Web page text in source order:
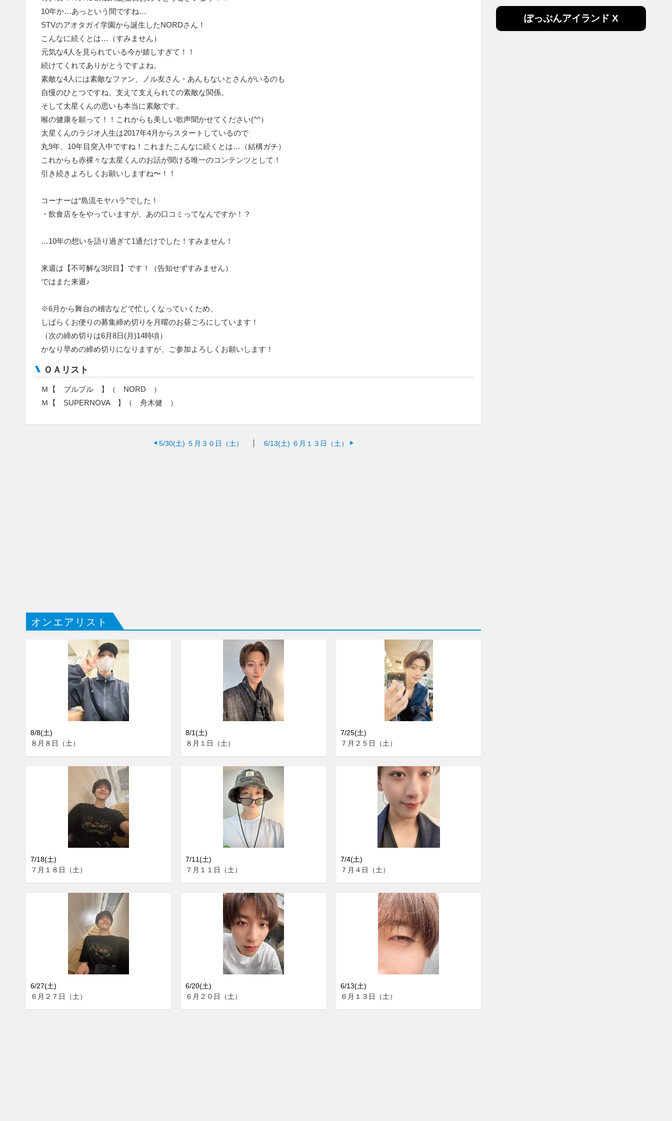
10年か…あっという間ですね…
STVのアオタガイ学園から誕生したNORDさん！
こんなに続くとは…（すみません）
元気な4人を見られている今が嬉しすぎて！！
続けてくれてありがとうですよね。
素敵な4人には素敵なファン、ノル友さん・あんもないとさんがいるのも
自慢のひとつですね。支えて支えられての素敵な関係。
そして太星くんの思いも本当に素敵です。
喉の健康を願って！！これからも美しい歌声聞かせてください(^^）
太星くんのラジオ人生は2017年4月からスタートしているので
丸9年、10年目突入中ですね！これまたこんなに続くとは…（結構ガチ）
これからも赤裸々な太星くんのお話が聞ける唯一のコンテンツとして！
引き続きよろしくお願いしますね〜！！
コーナーは“島流モヤハラ”でした！
・飲食店ををやっていますが、あの口コミってなんですか！？
…10年の想いを語り過ぎて1通だけでした！すみません！
来週は【不可解な3択目】です！（告知せずすみません）
ではまた来週♪
※6月から舞台の稽古などで忙しくなっていくため、
しばらくお便りの募集締め切りを月曜のお昼ごろにしています！
（次の締め切りは6月8日(月)14時頃）
かなり早めの締め切りになりますが、ご参加よろしくお願いします！
ＯＡリスト
Ｍ【 プルプル 】（ NORD ）
Ｍ【 SUPERNOVA 】（ 舟木健 ）
5/30(土) ５月３０日（土） 6/13(土) ６月１３日（土）
オンエアリスト
8/8(土)
８月８日（土）
8/1(土)
８月１日（土）
7/25(土)
７月２５日（土）
7/18(土)
７月１８日（土）
7/11(土)
７月１１日（土）
7/4(土)
７月４日（土）
6/27(土)
６月２７日（土）
6/20(土)
６月２０日（土）
6/13(土)
６月１３日（土）
ぽっぷんアイランド X